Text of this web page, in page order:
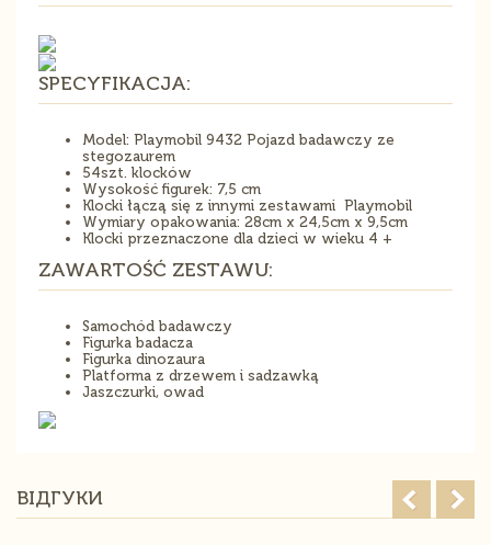
SPECYFIKACJA:
Model: Playmobil 9432 Pojazd badawczy ze
stegozaurem
54szt. klocków
Wysokość figurek: 7,5 cm
Klocki łączą się z innymi zestawami Playmobil
Wymiary opakowania: 28cm x 24,5cm x 9,5cm
Klocki przeznaczone dla dzieci w wieku 4 +
ZAWARTOŚĆ ZESTAWU:
Samochód badawczy
Figurka badacza
Figurka dinozaura
Platforma z drzewem i sadzawką
Jaszczurki, owad
ВІДГУКИ